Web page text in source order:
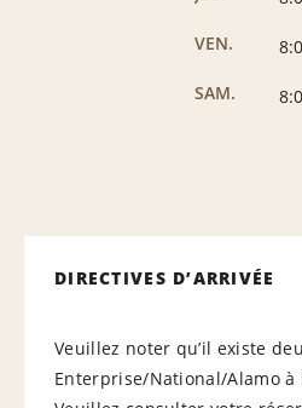
VEN.
SAM.
DIRECTIVES D’ARRIVÉE
Veuillez noter qu’il existe
Enterprise/National/Alamo à